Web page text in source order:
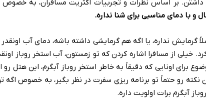
داشتن. بر اساس نظرات و تجربیات اکثریت مسافران، به خصوص
و با دمای مناسبی برای شنا نداره.
گرمایش نداره، یا اگه هم گرمایشی داشته باشه، دمای آب
از مسافرا اشاره کردن که تو زمستون، آب استخر روباز
برای اونایی که دقیقاً به خاطر استخر روباز آبگرم، این هتل رو
رو حتماً تو برنامه ریزی سفرت در نظر بگیر، به خصوص اگه
آبگرم برات اولویت داره.